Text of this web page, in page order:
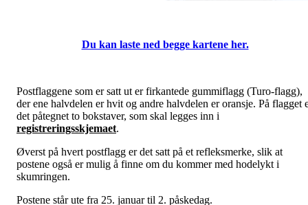
Du kan laste ned begge kartene her.
Postflaggene som er satt ut er firkantede gummiflagg (Turo-flagg),
der ene halvdelen er hvit og andre halvdelen er oransje. På flagget
det påtegnet to bokstaver, som skal legges inn i
registreringsskjemaet.
Øverst på hvert postflagg er det satt på et refleksmerke, slik at
postene også er mulig å finne om du kommer med hodelykt i
skumringen.
Postene står ute fra 25. januar til 2. påskedag.